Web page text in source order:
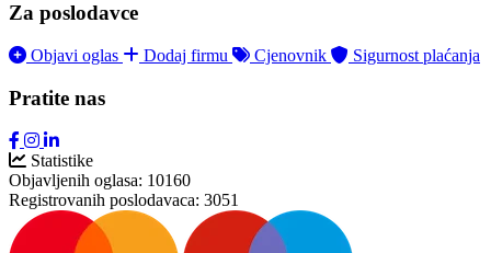
Za poslodavce
Objavi oglas Dodaj firmu Cjenovnik Sigurnost plaćanja
Pratite nas
Statistike
Objavljenih oglasa: 10160
Registrovanih poslodavaca: 3051